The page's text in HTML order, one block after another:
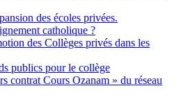
des écoles privées.
catholique ?
des Collèges privés dans les
publics pour le collège
contrat Cours Ozanam » du réseau